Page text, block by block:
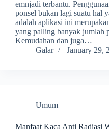
emnjadi terbantu.
ponsel bukan lagi suatu hal
adalah aplikasi ini
yang palling banyak jumlah
Kemudahan dan juga…
Galar
January 29,
Umum
Manfaat Kaca Anti Radiasi